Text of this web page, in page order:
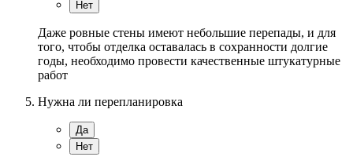
Нет
Даже ровные стены имеют небольшие перепады, и для
того, чтобы отделка оставалась в сохранности долгие
годы, необходимо провести качественные штукатурные
работ
Нужна ли перепланировка
Да
Нет